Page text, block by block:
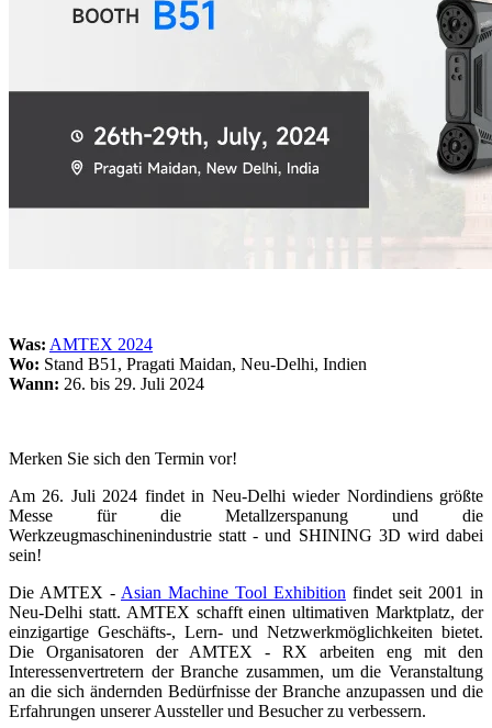
3D-Scanner mit hybrider Lichtquelle
FootStation
Der EinScan Libre Rucksack
EINSTAR VEGA
EINSTAR 2 NEU
EINSTAR Rockit
DENTAL FÜR DIE DIGITALE ZAHNMEDIZIN
Intraoral Scan
Aoralscan EliteNEU
Aoralscan 3 Wireless
Aoralscan 3
Lab Scan
Was: AMTEX 2024
Wo: Stand B51, Pragati Maidan, Neu-Delhi, Indien
Wann: 26. bis 29. Juli 2024
Merken Sie sich den Termin vor!
Am 26. Juli 2024 findet in Neu-Delhi wieder Nordindiens größte
Messe für die Metallzerspanung und die
Werkzeugmaschinenindustrie statt - und SHINING 3D wird dabei
sein!
Die AMTEX - Asian Machine Tool Exhibition findet seit 2001 in
Neu-Delhi statt. AMTEX schafft einen ultimativen Marktplatz, der
einzigartige Geschäfts-, Lern- und Netzwerkmöglichkeiten bietet.
Die Organisatoren der AMTEX - RX arbeiten eng mit den
Interessenvertretern der Branche zusammen, um die Veranstaltung
an die sich ändernden Bedürfnisse der Branche anzupassen und die
Erfahrungen unserer Aussteller und Besucher zu verbessern.